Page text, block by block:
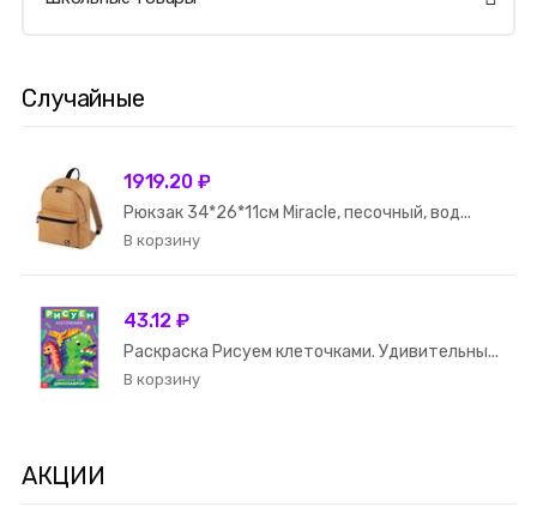
Случайные
1919.20 ₽
Рюкзак 34*26*11см Miracle, песочный, вод...
43.12 ₽
Раскраска Рисуем клеточками. Удивительны...
АКЦИИ